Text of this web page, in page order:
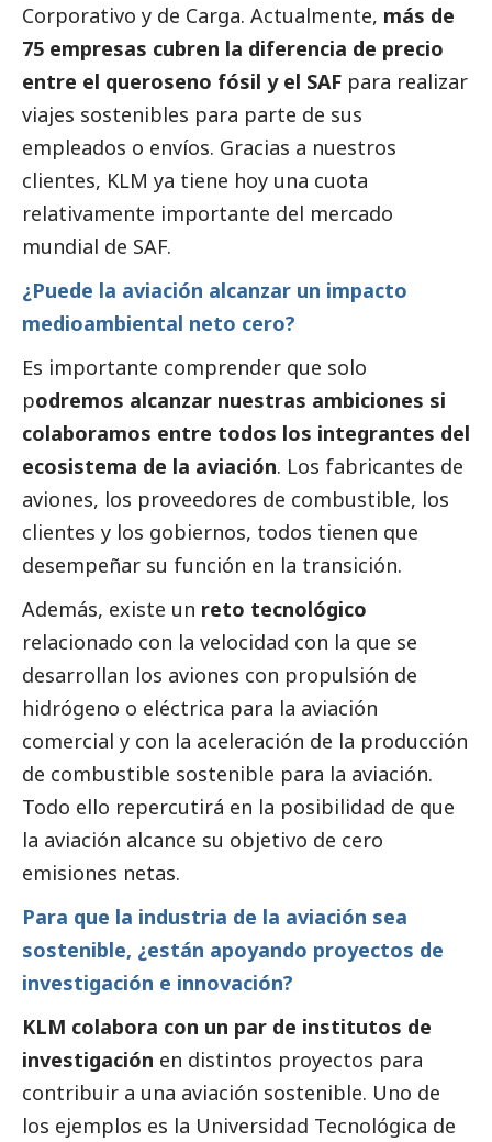
Corporativo y de Carga. Actualmente, más de
75 empresas cubren la diferencia de precio
entre el queroseno fósil y el SAF para realizar
viajes sostenibles para parte de sus
empleados o envíos. Gracias a nuestros
clientes, KLM ya tiene hoy una cuota
relativamente importante del mercado
mundial de SAF.
¿Puede la aviación alcanzar un impacto
medioambiental neto cero?
Es importante comprender que solo
podremos alcanzar nuestras ambiciones si
colaboramos entre todos los integrantes del
ecosistema de la aviación. Los fabricantes de
aviones, los proveedores de combustible, los
clientes y los gobiernos, todos tienen que
desempeñar su función en la transición.
Además, existe un reto tecnológico
relacionado con la velocidad con la que se
desarrollan los aviones con propulsión de
hidrógeno o eléctrica para la aviación
comercial y con la aceleración de la producción
de combustible sostenible para la aviación.
Todo ello repercutirá en la posibilidad de que
la aviación alcance su objetivo de cero
emisiones netas.
Para que la industria de la aviación sea
sostenible, ¿están apoyando proyectos de
investigación e innovación?
KLM colabora con un par de institutos de
investigación en distintos proyectos para
contribuir a una aviación sostenible. Uno de
los ejemplos es la Universidad Tecnológica de